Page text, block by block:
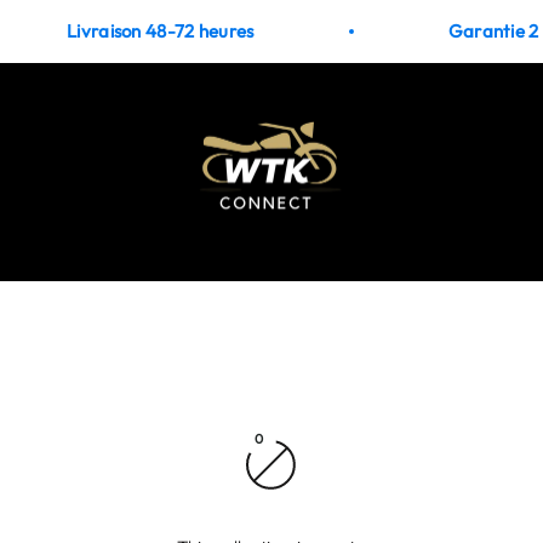
Livraison 48-72 heures Garantie
WTK CONNECT
0